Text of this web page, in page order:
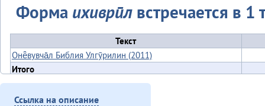
Форма ихиврӣл встречается в 1
Текст
Онё̄вувча̄л Библия Улгӯрилин (2011)
Итого
Ссылка на описание